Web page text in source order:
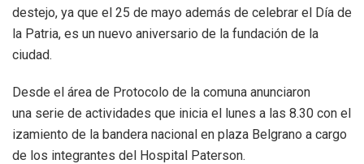
destejo, ya que el 25 de mayo además de celebrar el Día de
la Patria, es un nuevo aniversario de la fundación de la
ciudad.
Desde el área de Protocolo de la comuna anunciaron
una serie de actividades que inicia el lunes a las 8.30 con el
izamiento de la bandera nacional en plaza Belgrano a cargo
de los integrantes del Hospital Paterson.